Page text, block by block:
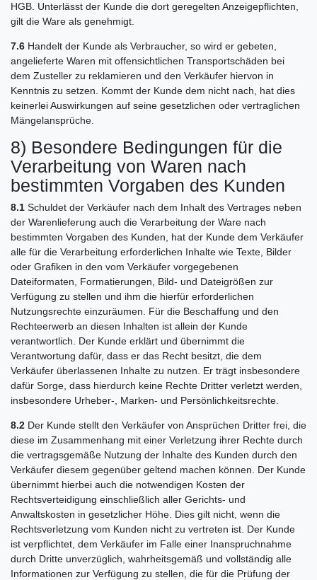
HGB. Unterlässt der Kunde die dort geregelten Anzeigepflichten,
gilt die Ware als genehmigt.
7.6 Handelt der Kunde als Verbraucher, so wird er gebeten,
angelieferte Waren mit offensichtlichen Transportschäden bei
dem Zusteller zu reklamieren und den Verkäufer hiervon in
Kenntnis zu setzen. Kommt der Kunde dem nicht nach, hat dies
keinerlei Auswirkungen auf seine gesetzlichen oder vertraglichen
Mängelansprüche.
8) Besondere Bedingungen für die
Verarbeitung von Waren nach
bestimmten Vorgaben des Kunden
8.1 Schuldet der Verkäufer nach dem Inhalt des Vertrages neben
der Warenlieferung auch die Verarbeitung der Ware nach
bestimmten Vorgaben des Kunden, hat der Kunde dem Verkäufer
alle für die Verarbeitung erforderlichen Inhalte wie Texte, Bilder
oder Grafiken in den vom Verkäufer vorgegebenen
Dateiformaten, Formatierungen, Bild- und Dateigrößen zur
Verfügung zu stellen und ihm die hierfür erforderlichen
Nutzungsrechte einzuräumen. Für die Beschaffung und den
Rechteerwerb an diesen Inhalten ist allein der Kunde
verantwortlich. Der Kunde erklärt und übernimmt die
Verantwortung dafür, dass er das Recht besitzt, die dem
Verkäufer überlassenen Inhalte zu nutzen. Er trägt insbesondere
dafür Sorge, dass hierdurch keine Rechte Dritter verletzt werden,
insbesondere Urheber-, Marken- und Persönlichkeitsrechte.
8.2 Der Kunde stellt den Verkäufer von Ansprüchen Dritter frei, die
diese im Zusammenhang mit einer Verletzung ihrer Rechte durch
die vertragsgemäße Nutzung der Inhalte des Kunden durch den
Verkäufer diesem gegenüber geltend machen können. Der Kunde
übernimmt hierbei auch die notwendigen Kosten der
Rechtsverteidigung einschließlich aller Gerichts- und
Anwaltskosten in gesetzlicher Höhe. Dies gilt nicht, wenn die
Rechtsverletzung vom Kunden nicht zu vertreten ist. Der Kunde
ist verpflichtet, dem Verkäufer im Falle einer Inanspruchnahme
durch Dritte unverzüglich, wahrheitsgemäß und vollständig alle
Informationen zur Verfügung zu stellen, die für die Prüfung der